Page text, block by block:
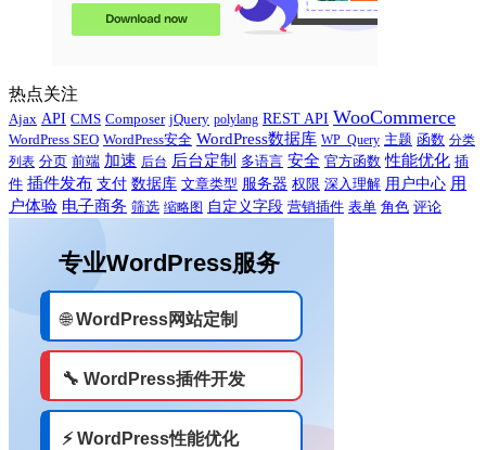
热点关注
Ajax API CMS Composer jQuery polylang REST API WooCommerce
WordPress SEO WordPress安全 WordPress数据库 WP_Query 主题 函数 分类
列表 分页 前端 加速 后台 后台定制 多语言 安全 官方函数 性能优化 插
件 插件发布 支付 数据库 文章类型 服务器 权限 深入理解 用户中心 用
户体验 电子商务 筛选 缩略图 自定义字段 营销插件 表单 角色 评论